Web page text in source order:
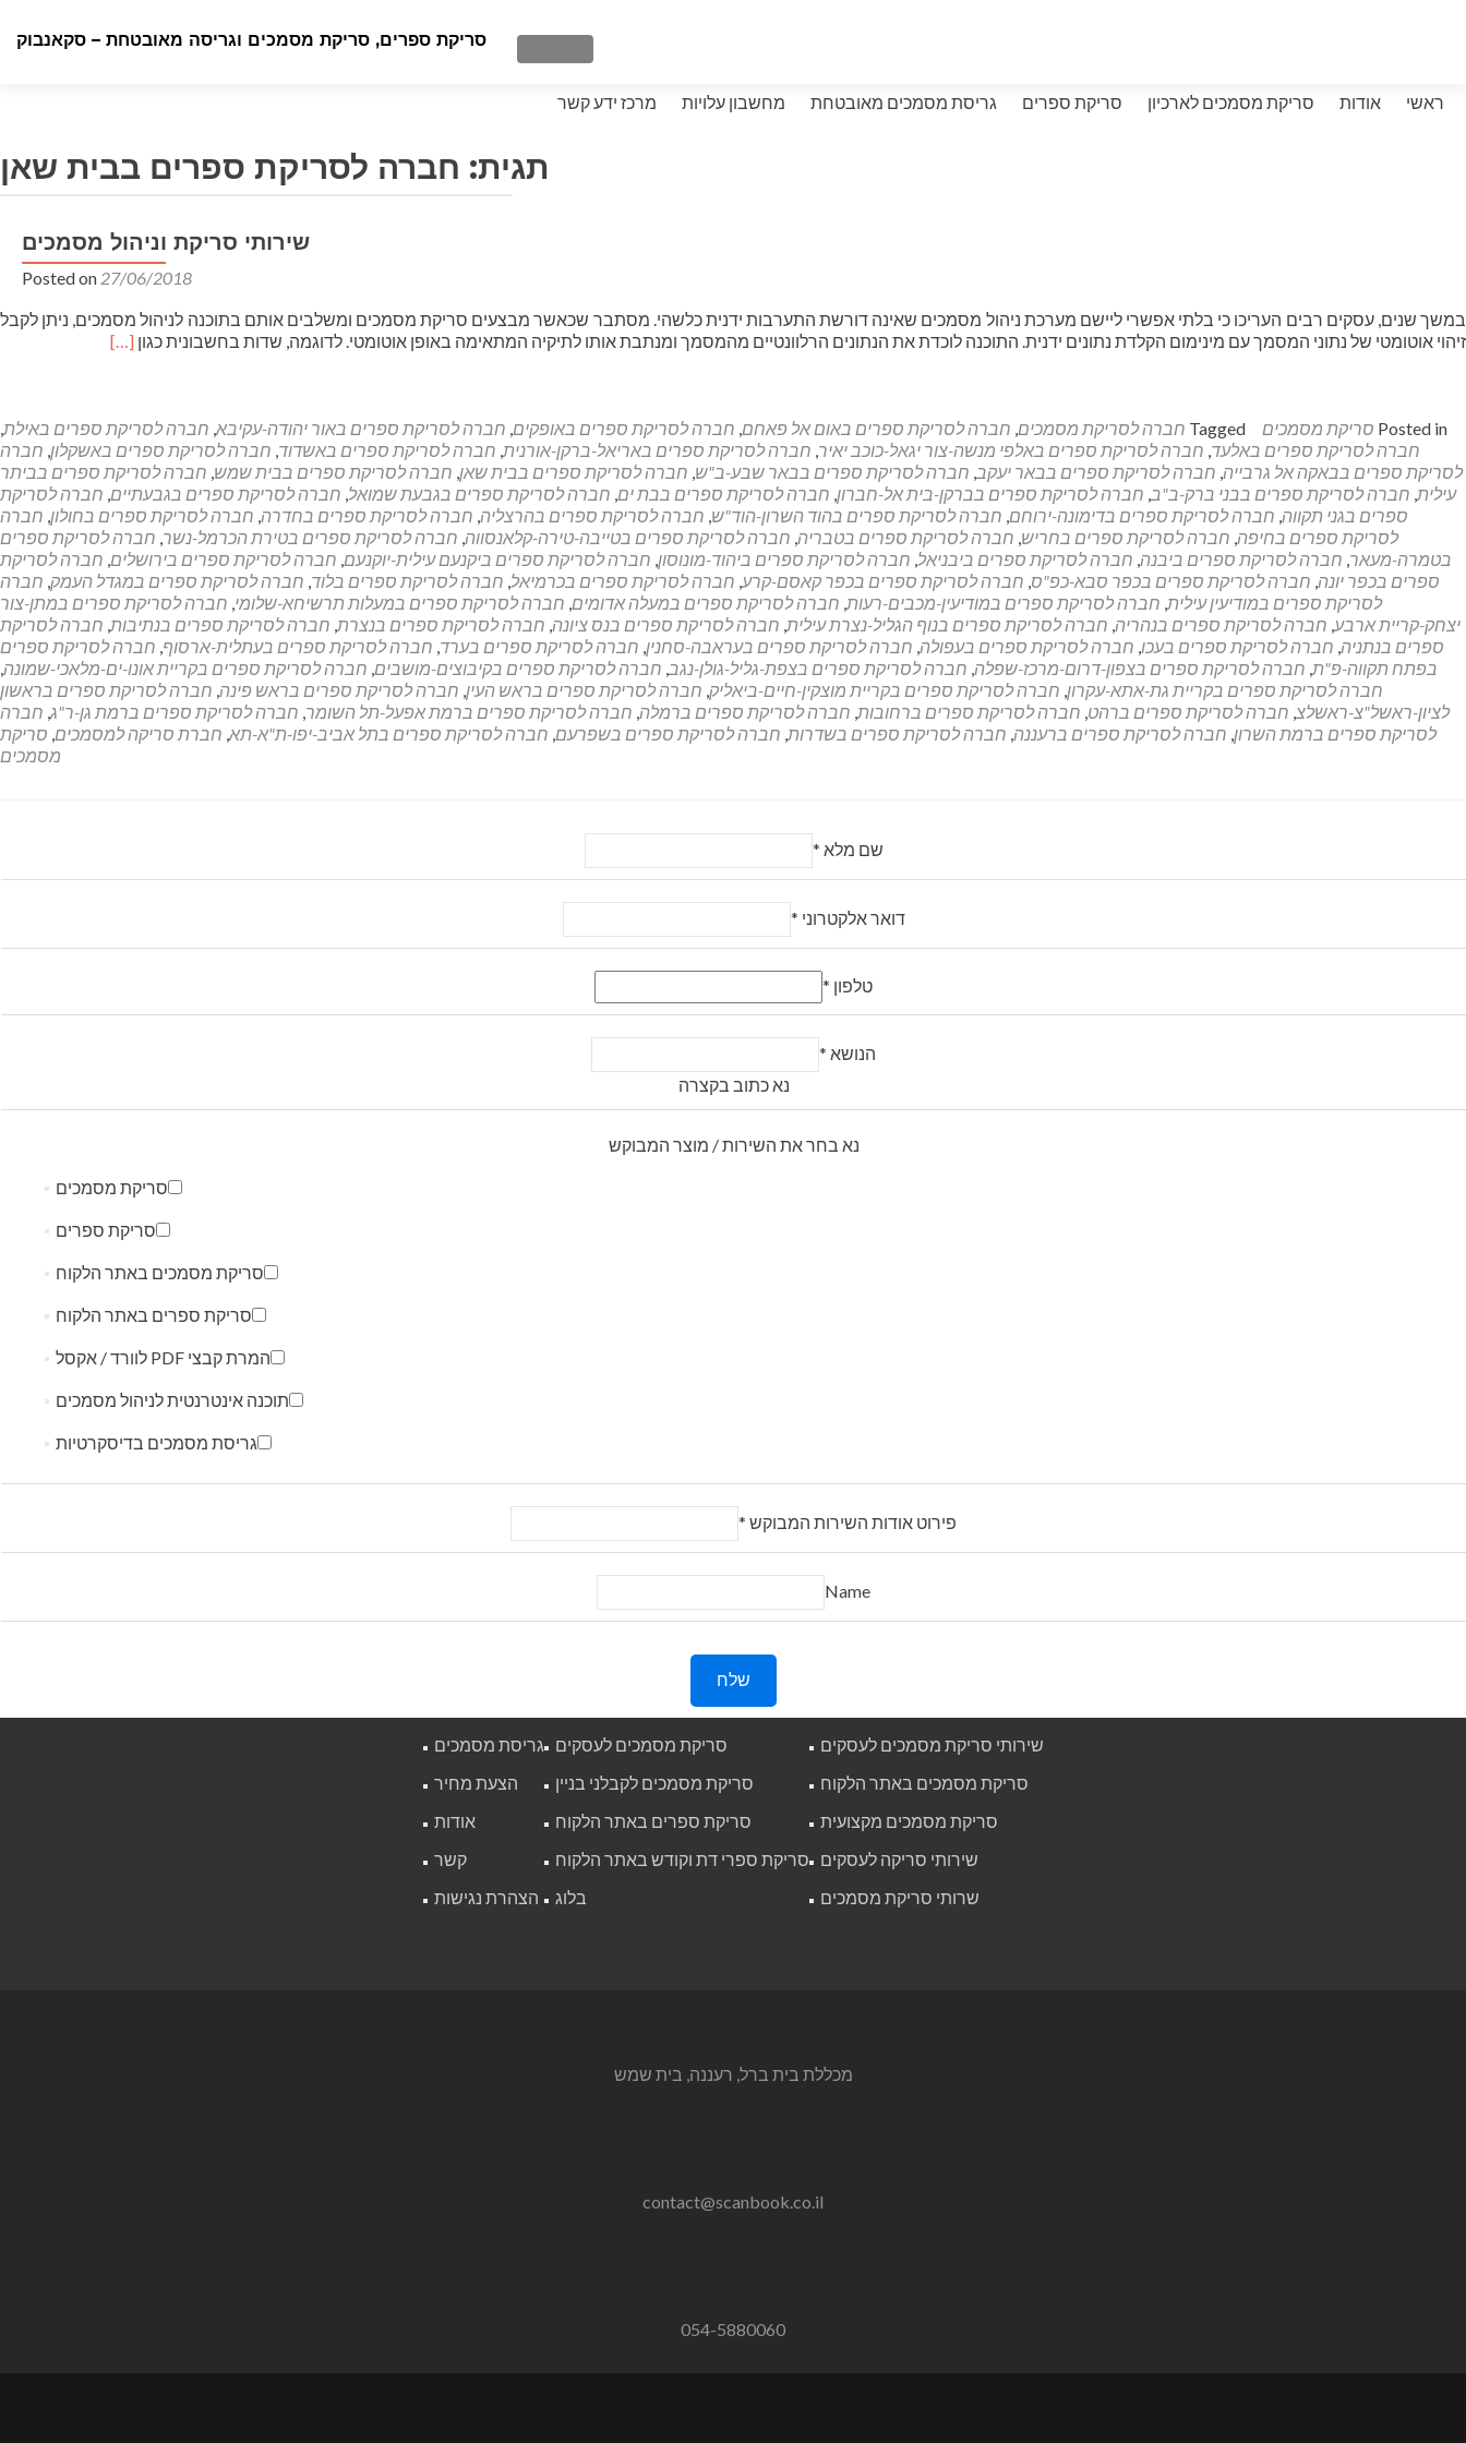
TOGGLE NAVIGATION
סריקת ספרים, סריקת מסמכים וגריסה מאובטחת – סקאנבוק
Skip
ראשי אודות סריקת מסמכים לארכיון סריקת ספרים גריסת מסמכים מאובטחת מחשבון עלויות מרכז ידעקשר
תגית: חברה לסריקת ספרים בבית שאן
שירותי סריקת וניהול מסמכים
Posted on 27/06/2018
במשך שנים, עסקים רבים העריכו כי בלתי אפשרי ליישם מערכת ניהול מסמכים שאינה דורשת התערבות ידנית כלשהי. מסתבר שכאשר מבצעים סריקת מסמכים ומשלבים אותם בתוכנה לניהול מסמכים, ניתן לקבל
זיהוי אוטומטי של נתוני המסמך עם מינימום הקלדת נתונים ידנית. התוכנה לוכדת את הנתונים הרלוונטיים מהמסמך ומנתבת אותו לתיקיה המתאימה באופן אוטומטי. לדוגמה, שדות בחשבונית כגון Read
סריקת
וניהול
מסמכים
[…]
Posted in סריקת מסמכים Tagged חברה לסריקת מסמכים, חברה לסריקת ספרים באום אל פאחם, חברה לסריקת ספרים באופקים, חברה לסריקת ספרים באור יהודה-עקיבא, חברה לסריקת ספרים באילת,
חברה לסריקת ספרים באלעד, חברה לסריקת ספרים באלפי מנשה-צור יגאל-כוכב יאיר, חברה לסריקת ספרים באריאל-ברקן-אורנית, חברה לסריקת ספרים באשדוד, חברה לסריקת ספרים באשקלון, חברה
לסריקת ספרים בבאקה אל גרבייה, חברה לסריקת ספרים בבאר יעקב, חברה לסריקת ספרים בבאר שבע-ב"ש, חברה לסריקת ספרים בבית שאן, חברה לסריקת ספרים בבית שמש, חברה לסריקת ספרים בביתר
עילית, חברה לסריקת ספרים בבני ברק-ב"ב, חברה לסריקת ספרים בברקן-בית אל-חברון, חברה לסריקת ספרים בבת ים, חברה לסריקת ספרים בגבעת שמואל, חברה לסריקת ספרים בגבעתיים, חברה לסריקת
ספרים בגני תקווה, חברה לסריקת ספרים בדימונה-ירוחם, חברה לסריקת ספרים בהוד השרון-הוד"ש, חברה לסריקת ספרים בהרצליה, חברה לסריקת ספרים בחדרה, חברה לסריקת ספרים בחולון, חברה
לסריקת ספרים בחיפה, חברה לסריקת ספרים בחריש, חברה לסריקת ספרים בטבריה, חברה לסריקת ספרים בטייבה-טירה-קלאנסווה, חברה לסריקת ספרים בטירת הכרמל-נשר, חברה לסריקת ספרים
בטמרה-מעאר, חברה לסריקת ספרים ביבנה, חברה לסריקת ספרים ביבניאל, חברה לסריקת ספרים ביהוד-מונוסון, חברה לסריקת ספרים ביקנעם עילית-יוקנעם, חברה לסריקת ספרים בירושלים, חברה לסריקת
ספרים בכפר יונה, חברה לסריקת ספרים בכפר סבא-כפ"ס, חברה לסריקת ספרים בכפר קאסם-קרע, חברה לסריקת ספרים בכרמיאל, חברה לסריקת ספרים בלוד, חברה לסריקת ספרים במגדל העמק, חברה
לסריקת ספרים במודיעין עילית, חברה לסריקת ספרים במודיעין-מכבים-רעות, חברה לסריקת ספרים במעלה אדומים, חברה לסריקת ספרים במעלות תרשיחא-שלומי, חברה לסריקת ספרים במתן-צור
יצחק-קריית ארבע, חברה לסריקת ספרים בנהריה, חברה לסריקת ספרים בנוף הגליל-נצרת עילית, חברה לסריקת ספרים בנס ציונה, חברה לסריקת ספרים בנצרת, חברה לסריקת ספרים בנתיבות, חברה לסריקת
ספרים בנתניה, חברה לסריקת ספרים בעכו, חברה לסריקת ספרים בעפולה, חברה לסריקת ספרים בעראבה-סחנין, חברה לסריקת ספרים בערד, חברה לסריקת ספרים בעתלית-ארסוף, חברה לסריקת ספרים
בפתח תקווה-פ"ת, חברה לסריקת ספרים בצפון-דרום-מרכז-שפלה, חברה לסריקת ספרים בצפת-גליל-גולן-נגב, חברה לסריקת ספרים בקיבוצים-מושבים, חברה לסריקת ספרים בקריית אונו-ים-מלאכי-שמונה,
חברה לסריקת ספרים בקריית גת-אתא-עקרון, חברה לסריקת ספרים בקריית מוצקין-חיים-ביאליק, חברה לסריקת ספרים בראש העין, חברה לסריקת ספרים בראש פינה, חברה לסריקת ספרים בראשון
לציון-ראשל"צ-ראשלצ, חברה לסריקת ספרים ברהט, חברה לסריקת ספרים ברחובות, חברה לסריקת ספרים ברמלה, חברה לסריקת ספרים ברמת אפעל-תל השומר, חברה לסריקת ספרים ברמת גן-ר"ג, חברה
לסריקת ספרים ברמת השרון, חברה לסריקת ספרים ברעננה, חברה לסריקת ספרים בשדרות, חברה לסריקת ספרים בשפרעם, חברה לסריקת ספרים בתל אביב-יפו-ת"א-תא, חברת סריקה למסמכים, סריקת
מסמכים
שם מלא *
דואר אלקטרוני *
טלפון *
הנושא *
נא כתוב בקצרה
נא בחר את השירות / מוצר המבוקש
סריקת מסמכים
סריקת ספרים
סריקת מסמכים באתר הלקוח
סריקת ספרים באתר הלקוח
המרת קבצי PDF לוורד / אקסל
תוכנה אינטרנטית לניהול מסמכים
גריסת מסמכים בדיסקרטיות
פירוט אודות השירות המבוקש *
Name
שלח
שירותי סריקת מסמכים לעסקים
סריקת מסמכים באתר הלקוח
סריקת מסמכים מקצועית
שירותי סריקה לעסקים
שרותי סריקת מסמכים
סריקת מסמכים לעסקים
סריקת מסמכים לקבלני בניין
סריקת ספרים באתר הלקוח
סריקת ספרי דת וקודש באתר הלקוח
בלוג
גריסת מסמכים
הצעת מחיר
אודות
קשר
הצהרת נגישות
מכללת בית ברל, רעננה, בית שמש
contact@scanbook.co.il
054-5880060